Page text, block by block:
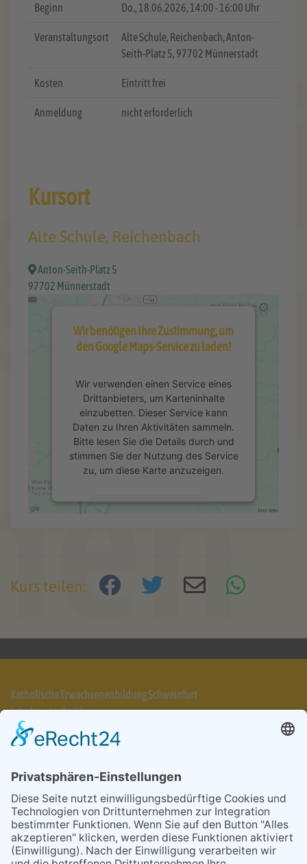
Beginn Do., 18.06.2026, 14:00 - 16:00 Uhr
Veranstaltungsort
Alte Schule, Reichenbach, Anton-
Seith-Platz 5, 97702 Münnerstadt
Kosten Eintritt frei
Anmeldung nicht erforderlich
Kursort
Alte Schule, Reichenbach
Anton-Seith-Platz 5
97702 Münnerstadt
Wir benötigen Ihre Zustimmung, um
den Google Maps-Service zu laden!
Wir verwenden einen Service eines
Drittanbieters, um Karteninhalte
einzubetten. Dieser Service kann
Daten zu Ihren Aktivitäten sammeln.
Bitte lesen Sie die Details durch und
stimmen Sie der Nutzung des Service
zu, um diese Karte anzuzeigen.
Mehr Informationen
Management Platform
&eRecht24
Kurs teilen:
Katholische Erwachsenenbildung Schweinfurt
Schultesstraße 21
97421 Schweinfurt
Telefon 09721 7025-31
Impressum Datenschutzerklärung AGB